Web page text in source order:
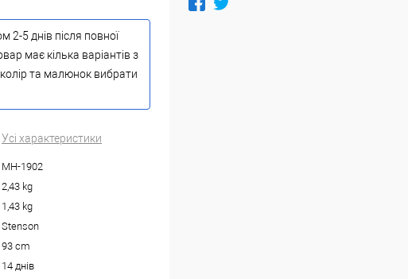
2-5 днів після повної
має кілька варіантів з
та малюнок вибрати
Усі характеристики
MH-1902
2,43 kg
1,43 kg
Stenson
93 cm
14 днів